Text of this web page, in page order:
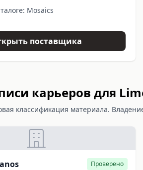
Mosaics
поставщика
карьеров для
классификация материала.
Проверено